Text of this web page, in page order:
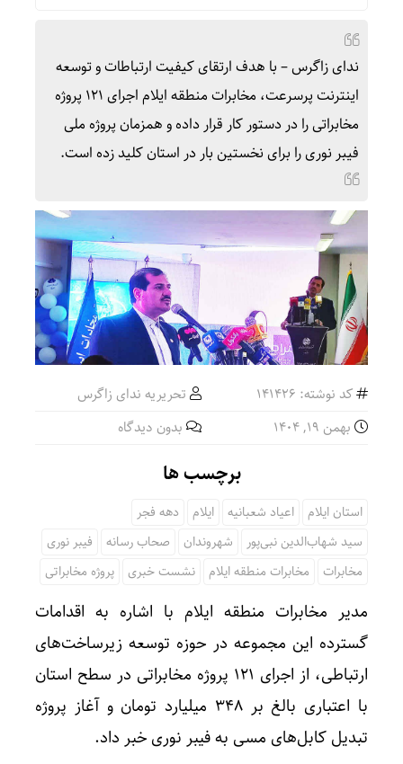
ندای زاگرس – با هدف ارتقای کیفیت ارتباطات و توسعه
اینترنت پرسرعت، مخابرات منطقه ایلام اجرای ۱۲۱ پروژه
مخابراتی را در دستور کار قرار داده و همزمان پروژه ملی
فیبر نوری را برای نخستین بار در استان کلید زده است.
کد نوشته: 141426
تحریریه ندای زاگرس
بهمن ۱۹, ۱۴۰۴
بدون دیدگاه
برچسب ها
استان ایلام اعیاد شعبانیه ایلام
دهه فجر
سید شهاب‌الدین نبی‌پور
شهروندان صحاب رسانه
فیبر نوری
مخابرات
مخابرات منطقه ایلام نشست خبری پروژه مخابراتی
مدیر مخابرات منطقه ایلام با اشاره به اقدامات
گسترده این مجموعه در حوزه توسعه زیرساخت‌های
ارتباطی، از اجرای ۱۲۱ پروژه مخابراتی در سطح استان
با اعتباری بالغ بر ۳۴۸ میلیارد تومان و آغاز پروژه
تبدیل کابل‌های مسی به فیبر نوری خبر داد.